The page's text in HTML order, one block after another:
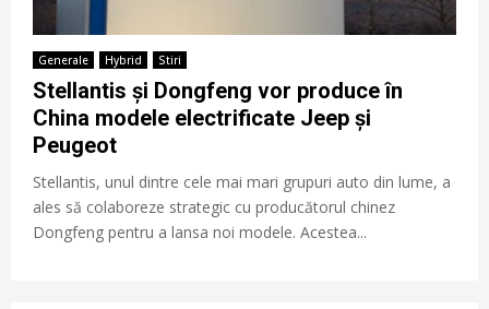
Generale Hybrid Stiri
Stellantis și Dongfeng vor produce în
China modele electrificate Jeep și
Peugeot
Stellantis, unul dintre cele mai mari grupuri auto din lume, a
ales să colaboreze strategic cu producătorul chinez
Dongfeng pentru a lansa noi modele. Acestea...